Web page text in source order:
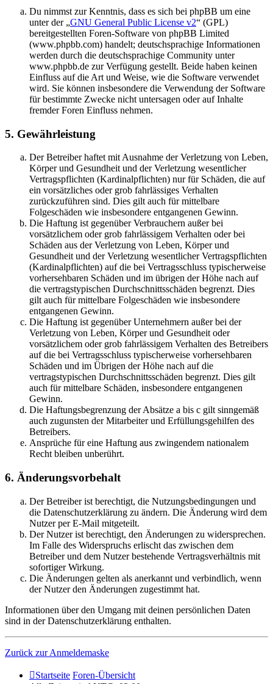
Du nimmst zur Kenntnis, dass es sich bei phpBB um eine
unter der „GNU General Public License v2“ (GPL)
bereitgestellten Foren-Software von phpBB Limited
(www.phpbb.com) handelt; deutschsprachige Informationen
werden durch die deutschsprachige Community unter
www.phpbb.de zur Verfügung gestellt. Beide haben keinen
Einfluss auf die Art und Weise, wie die Software verwendet
wird. Sie können insbesondere die Verwendung der Software
für bestimmte Zwecke nicht untersagen oder auf Inhalte
fremder Foren Einfluss nehmen.
5. Gewährleistung
Der Betreiber haftet mit Ausnahme der Verletzung von Leben,
Körper und Gesundheit und der Verletzung wesentlicher
Vertragspflichten (Kardinalpflichten) nur für Schäden, die auf
ein vorsätzliches oder grob fahrlässiges Verhalten
zurückzuführen sind. Dies gilt auch für mittelbare
Folgeschäden wie insbesondere entgangenen Gewinn.
Die Haftung ist gegenüber Verbrauchern außer bei
vorsätzlichem oder grob fahrlässigem Verhalten oder bei
Schäden aus der Verletzung von Leben, Körper und
Gesundheit und der Verletzung wesentlicher Vertragspflichten
(Kardinalpflichten) auf die bei Vertragsschluss typischerweise
vorhersehbaren Schäden und im übrigen der Höhe nach auf
die vertragstypischen Durchschnittsschäden begrenzt. Dies
gilt auch für mittelbare Folgeschäden wie insbesondere
entgangenen Gewinn.
Die Haftung ist gegenüber Unternehmern außer bei der
Verletzung von Leben, Körper und Gesundheit oder
vorsätzlichem oder grob fahrlässigem Verhalten des Betreibers
auf die bei Vertragsschluss typischerweise vorhersehbaren
Schäden und im Übrigen der Höhe nach auf die
vertragstypischen Durchschnittsschäden begrenzt. Dies gilt
auch für mittelbare Schäden, insbesondere entgangenen
Gewinn.
Die Haftungsbegrenzung der Absätze a bis c gilt sinngemäß
auch zugunsten der Mitarbeiter und Erfüllungsgehilfen des
Betreibers.
Ansprüche für eine Haftung aus zwingendem nationalem
Recht bleiben unberührt.
6. Änderungsvorbehalt
Der Betreiber ist berechtigt, die Nutzungsbedingungen und
die Datenschutzerklärung zu ändern. Die Änderung wird dem
Nutzer per E-Mail mitgeteilt.
Der Nutzer ist berechtigt, den Änderungen zu widersprechen.
Im Falle des Widerspruchs erlischt das zwischen dem
Betreiber und dem Nutzer bestehende Vertragsverhältnis mit
sofortiger Wirkung.
Die Änderungen gelten als anerkannt und verbindlich, wenn
der Nutzer den Änderungen zugestimmt hat.
Informationen über den Umgang mit deinen persönlichen Daten
sind in der Datenschutzerklärung enthalten.
Zurück zur Anmeldemaske
Startseite Foren-Übersicht